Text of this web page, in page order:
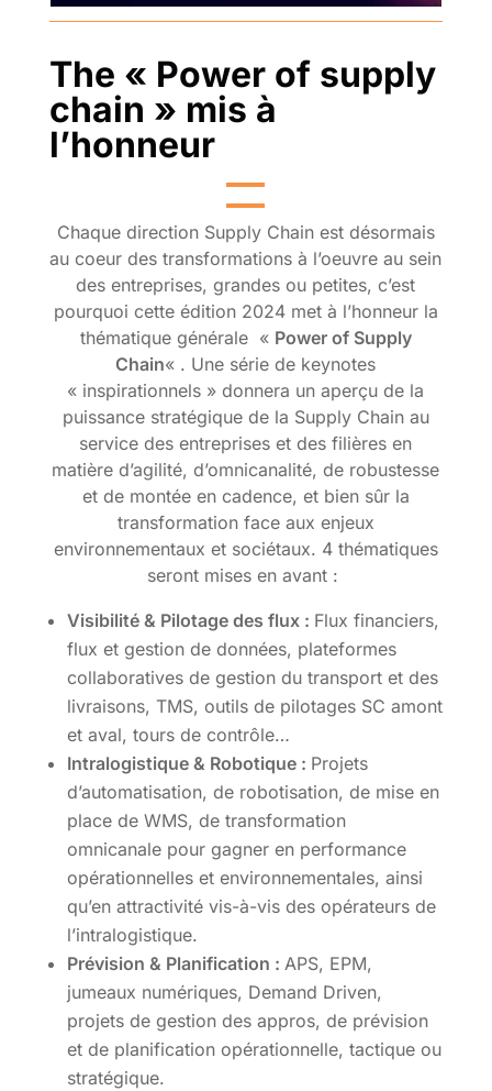
The « Power of supply
chain » mis à
l’honneur
Chaque direction Supply Chain est désormais
au coeur des transformations à l’oeuvre au sein
des entreprises, grandes ou petites, c’est
pourquoi cette édition 2024 met à l’honneur la
thématique générale « Power of Supply
Chain« . Une série de keynotes
« inspirationnels » donnera un aperçu de la
puissance stratégique de la Supply Chain au
service des entreprises et des filières en
matière d’agilité, d’omnicanalité, de robustesse
et de montée en cadence, et bien sûr la
transformation face aux enjeux
environnementaux et sociétaux. 4 thématiques
seront mises en avant :
Visibilité & Pilotage des flux : Flux financiers,
flux et gestion de données, plateformes
collaboratives de gestion du transport et des
livraisons, TMS, outils de pilotages SC amont
et aval, tours de contrôle…
Intralogistique & Robotique : Projets
d’automatisation, de robotisation, de mise en
place de WMS, de transformation
omnicanale pour gagner en performance
opérationnelles et environnementales, ainsi
qu’en attractivité vis-à-vis des opérateurs de
l’intralogistique.
Prévision & Planification : APS, EPM,
jumeaux numériques, Demand Driven,
projets de gestion des appros, de prévision
et de planification opérationnelle, tactique ou
stratégique.